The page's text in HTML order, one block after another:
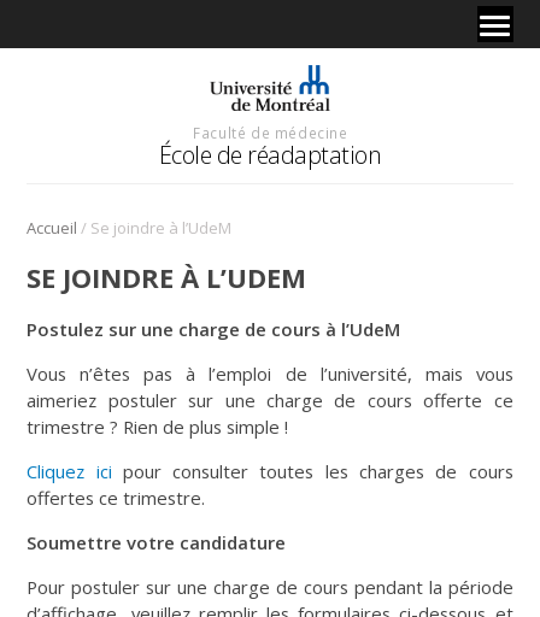
Faculté de médecine
École de réadaptation
Accueil / Se joindre à l’UdeM
SE JOINDRE À L’UDEM
Postulez sur une charge de cours à l’UdeM
Vous n’êtes pas à l’emploi de l’université, mais vous
aimeriez postuler sur une charge de cours offerte ce
trimestre ? Rien de plus simple !
Cliquez ici pour consulter toutes les charges de cours
offertes ce trimestre.
Soumettre votre candidature
Pour postuler sur une charge de cours pendant la période